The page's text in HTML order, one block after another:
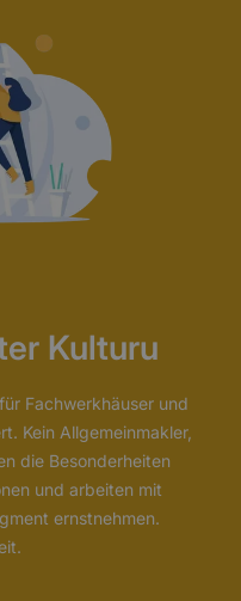
Kulturu
Fachwerkhäuser und
Kein Allgemeinmakler,
die Besonderheiten
und arbeiten mit
ernstnehmen.